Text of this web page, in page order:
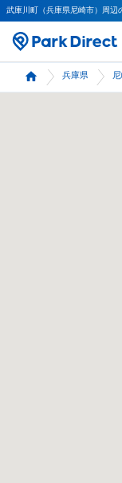
武庫川町（兵庫県尼崎市）周辺
兵庫県